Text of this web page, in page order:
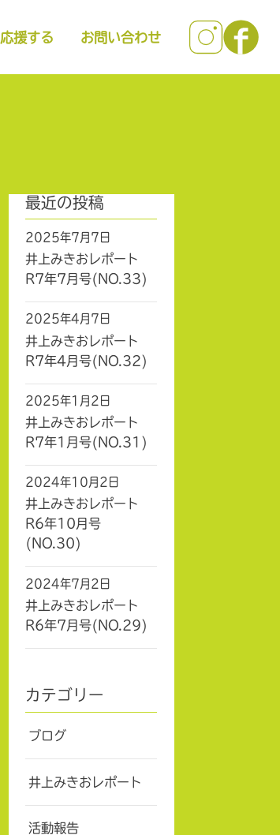
応援する お問い合わせ
最近の投稿
井上みきおレポート
R7年7月号(NO.33)
2025年7月7日
井上みきおレポート
R7年4月号(NO.32)
2025年4月7日
井上みきおレポート
R7年1月号(NO.31)
2025年1月2日
井上みきおレポート
R6年10月号
(NO.30)
2024年10月2日
井上みきおレポート
R6年7月号(NO.29)
2024年7月2日
カテゴリー
ブログ
井上みきおレポート
活動報告